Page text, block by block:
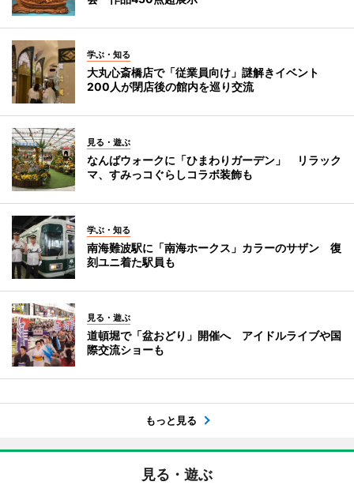
学ぶ・知る
大丸心斎橋店で「従業員向け」謎解きイベント
200人が閉店後の館内を巡り交流
見る・遊ぶ
なんばウォークに「ひまわりガーデン」 リラック
マ、すみっコぐらしコラボ装飾も
学ぶ・知る
南海難波駅に「南海ホークス」カラーのサザン 復
刻ユニ着た駅員も
見る・遊ぶ
道頓堀で「盆おどり」開催へ アイドルライブや国
際交流ショーも
もっと見る
見る・遊ぶ